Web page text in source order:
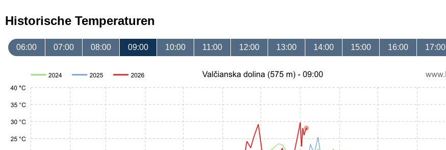
Historische Temperaturen
06:00 07:00 08:00 09:00 10:00 11:00 12:00 13:00 14:00 15:00 16:00 17:00